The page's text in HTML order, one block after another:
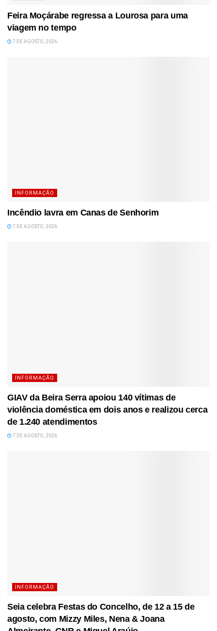
Feira Moçárabe regressa a Lourosa para uma
viagem no tempo
7 DE AGOSTO, 2026
INFORMAÇÃO
Incêndio lavra em Canas de Senhorim
7 DE AGOSTO, 2026
INFORMAÇÃO
GIAV da Beira Serra apoiou 140 vítimas de
violência doméstica em dois anos e realizou cerca
de 1.240 atendimentos
7 DE AGOSTO, 2026
INFORMAÇÃO
Seia celebra Festas do Concelho, de 12 a 15 de
agosto, com Mizzy Miles, Nena & Joana